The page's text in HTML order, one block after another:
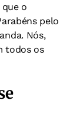
que o
pelo
Nós,
todos os